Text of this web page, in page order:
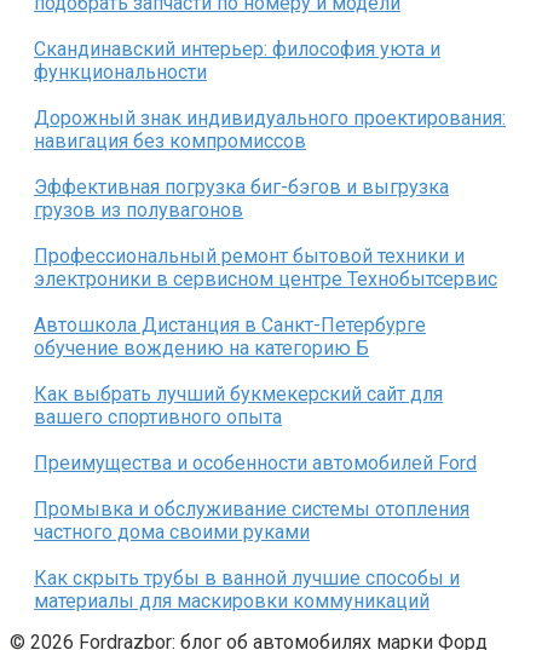
Скандинавский интерьер: философия уюта и
функциональности
Дорожный знак индивидуального проектирования:
навигация без компромиссов
Эффективная погрузка биг-бэгов и выгрузка
грузов из полувагонов
Профессиональный ремонт бытовой техники и
электроники в сервисном центре Технобытсервис
Автошкола Дистанция в Санкт-Петербурге
обучение вождению на категорию Б
Как выбрать лучший букмекерский сайт для
вашего спортивного опыта
Преимущества и особенности автомобилей Ford
Промывка и обслуживание системы отопления
частного дома своими руками
Как скрыть трубы в ванной лучшие способы и
материалы для маскировки коммуникаций
© 2026 Fordrazbor: блог об автомобилях марки Форд